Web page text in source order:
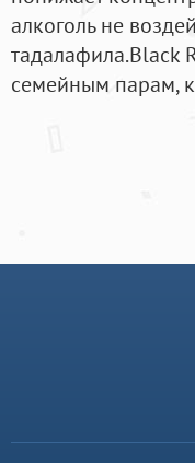
алкоголь не
тадалафила.Black
семейным парам,